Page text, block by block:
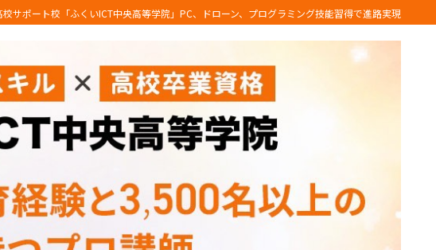
サポート校「ふくいICT中央高等学院」PC、ドローン、プログラミング技能習得で進路実現